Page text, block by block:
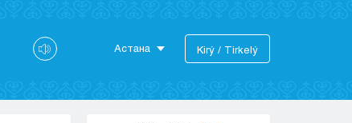
Астана Kіrý / Tіrkelý